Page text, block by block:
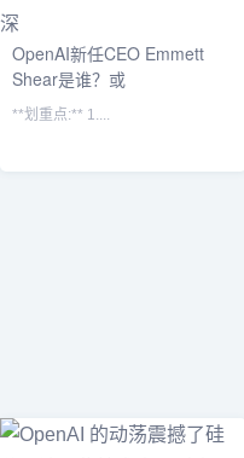
OpenAI新任CEO Emmett
Shear是谁？或
**划重点:** 1....